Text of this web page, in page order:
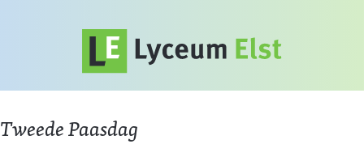
Tweede Paasdag